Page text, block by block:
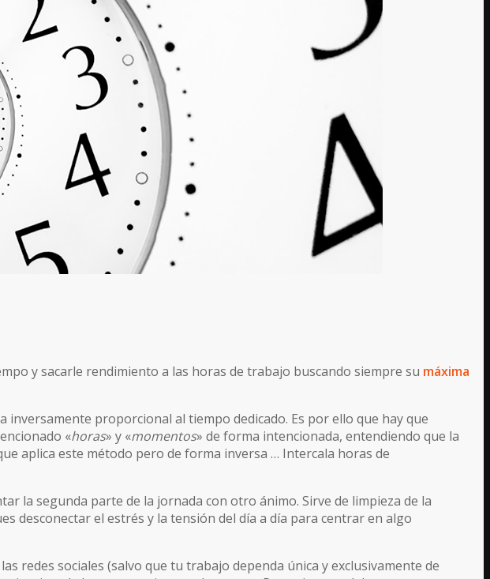
y sacarle rendimiento a las horas de trabajo buscando siempre su máxima
proporcional al tiempo dedicado. Es por ello que hay que
«horas» y «momentos» de forma intencionada, entendiendo que la
aplica este método pero de forma inversa … Intercala horas de
la segunda parte de la jornada con otro ánimo. Sirve de limpieza de la
desconectar el estrés y la tensión del día a día para centrar en algo
redes sociales (salvo que tu trabajo dependa única y exclusivamente de